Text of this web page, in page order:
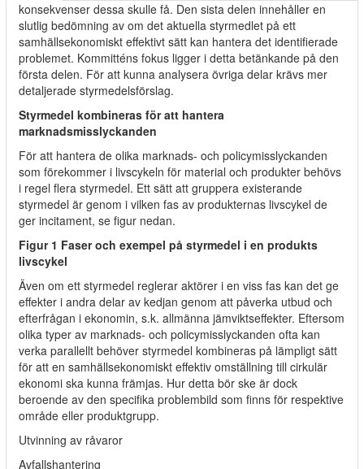
konsekvenser dessa skulle få. Den sista delen innehåller en
slutlig bedömning av om det aktuella styrmedlet på ett
samhällsekonomiskt effektivt sätt kan hantera det identifierade
problemet. Kommitténs fokus ligger i detta betänkande på den
första delen. För att kunna analysera övriga delar krävs mer
detaljerade styrmedelsförslag.
Styrmedel kombineras för att hantera
marknadsmisslyckanden
För att hantera de olika marknads- och policymisslyckanden
som förekommer i livscykeln för material och produkter behövs
i regel flera styrmedel. Ett sätt att gruppera existerande
styrmedel är genom i vilken fas av produkternas livscykel de
ger incitament, se figur nedan.
Figur 1 Faser och exempel på styrmedel i en produkts
livscykel
Även om ett styrmedel reglerar aktörer i en viss fas kan det ge
effekter i andra delar av kedjan genom att påverka utbud och
efterfrågan i ekonomin, s.k. allmänna jämviktseffekter. Eftersom
olika typer av marknads- och policymisslyckanden ofta kan
verka parallellt behöver styrmedel kombineras på lämpligt sätt
för att en samhällsekonomiskt effektiv omställning till cirkulär
ekonomi ska kunna främjas. Hur detta bör ske är dock
beroende av den specifika problembild som finns för respektive
område eller produktgrupp.
Utvinning av råvaror
Avfallshantering